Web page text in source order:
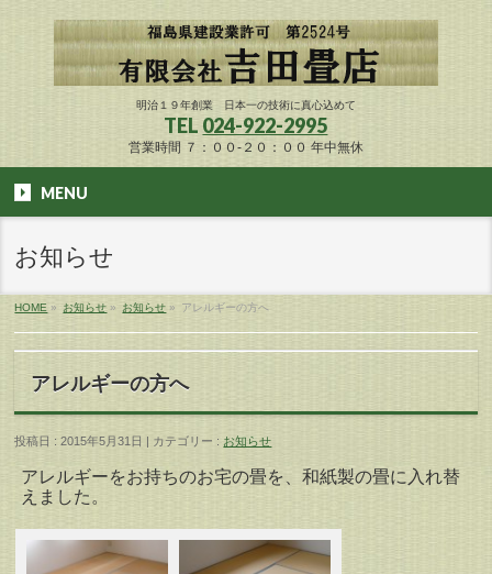
明治１９年創業 日本一の技術に真心込めて
TEL 024-922-2995
営業時間 ７：００-２０：００ 年中無休
MENU
お知らせ
HOME » お知らせ » お知らせ » アレルギーの方へ
アレルギーの方へ
投稿日 : 2015年5月31日 | カテゴリー : お知らせ
アレルギーをお持ちのお宅の畳を、和紙製の畳に入れ替
えました。